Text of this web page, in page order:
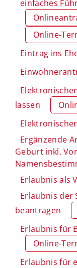
einfaches
Online-
Eintrag ins
lassen
Ergänzende
Geburt inkl.
Erlaubnis als
Erlaubnis der
beantragen
Erlaubnis für
Online-
Erlaubnis für